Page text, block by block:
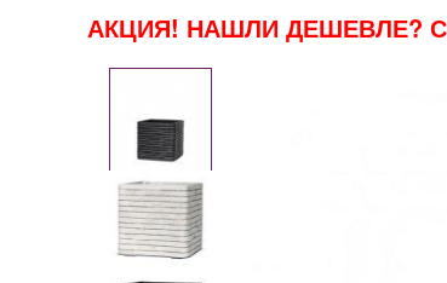
АКЦИЯ! НАШЛИ ДЕШЕВЛЕ?